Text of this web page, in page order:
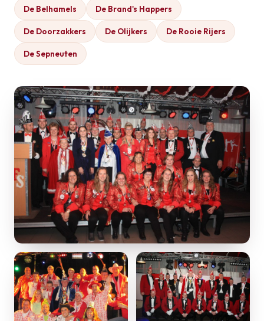
De Belhamels De Brand's Happers
De Doorzakkers De Olijkers De Rooie Rijers
De Sepneuten